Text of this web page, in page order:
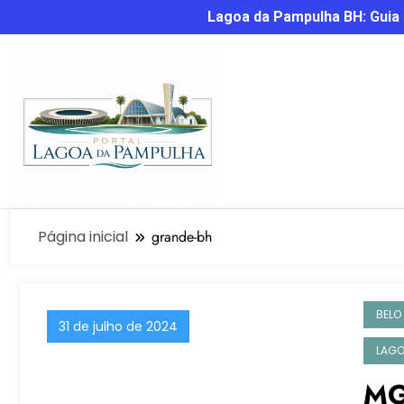
Lagoa da Pampulha BH:
Página inicial grande-bh
31 de julho de 2024